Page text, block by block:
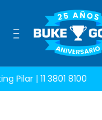
Pilar | 11 3801 8100